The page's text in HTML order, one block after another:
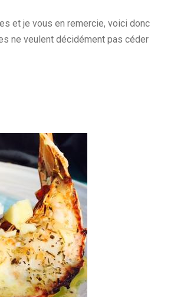
et je vous en remercie, voici donc
ne veulent décidément pas céder